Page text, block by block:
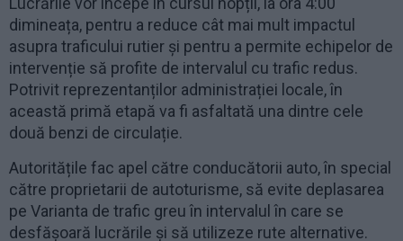
dimineața, pentru a reduce cât mai mult impactul
asupra traficului rutier și pentru a permite echipelor de
intervenție să profite de intervalul cu trafic redus.
Potrivit reprezentanților administrației locale, în
această primă etapă va fi asfaltată una dintre cele
două benzi de circulație.
Autoritățile fac apel către conducătorii auto, în special
către proprietarii de autoturisme, să evite deplasarea
pe Varianta de trafic greu în intervalul în care se
desfășoară lucrările și să utilizeze rute alternative.